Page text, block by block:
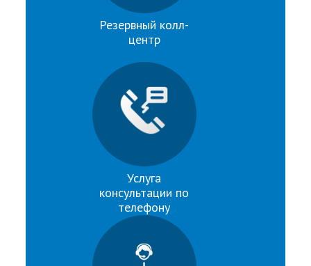
Резервный колл-
центр
Услуга
консультации по
телефону